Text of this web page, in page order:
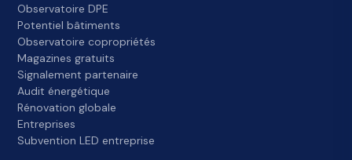
Observatoire DPE
Potentiel bâtiments
Observatoire copropriétés
Magazines gratuits
Signalement partenaire
Audit énergétique
Rénovation globale
Entreprises
Subvention LED entreprise